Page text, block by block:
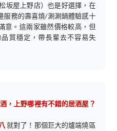
松坂屋上野店）也是好選擇，在
服務的壽喜燒/涮涮鍋體驗感十
意。這兩家雖然價格較高，但
質穩定，帶長輩去不容易失
，上野哪裡有不錯的居酒屋？
就對了！那個巨大的爐端燒區